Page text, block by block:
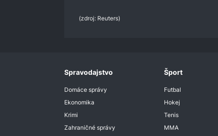
(zdroj: Reuters)
Spravodajstvo
Domáce správy
Ekonomika
Krimi
Zahraničné správy
Šport
Futbal
Hokej
Tenis
MMA